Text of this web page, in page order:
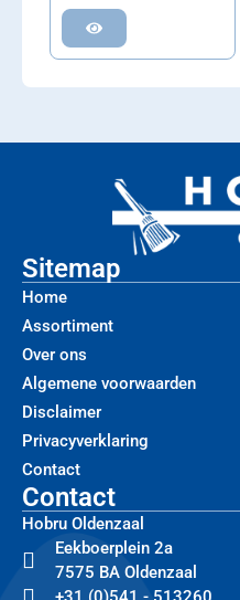
Sitemap
Home
Assortiment
Over ons
Algemene voorwaarden
Disclaimer
Privacyverklaring
Contact
Contact
Hobru Oldenzaal
Eekboerplein 2a
7575 BA Oldenzaal